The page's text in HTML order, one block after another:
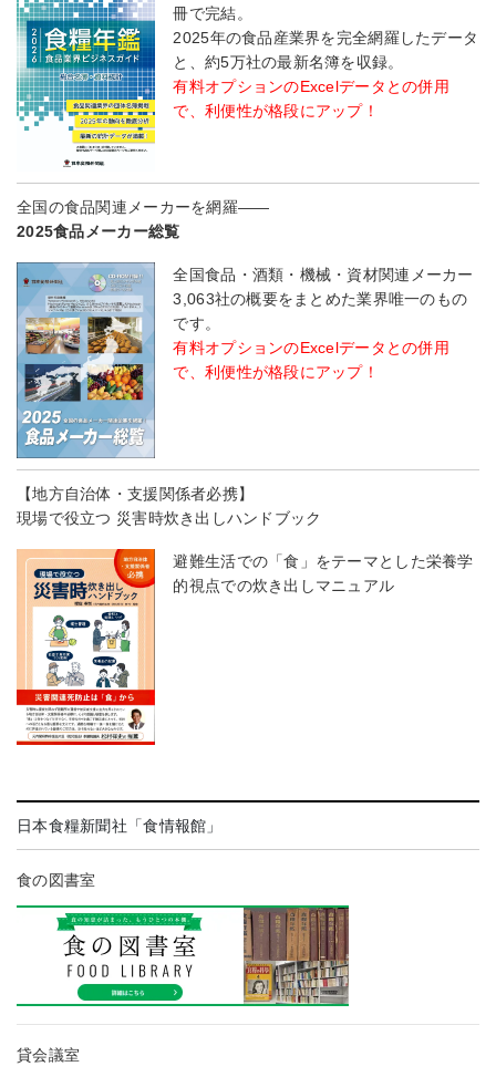
冊で完結。
2025年の食品産業界を完全網羅したデータ
と、約5万社の最新名簿を収録。
有料オプションのExcelデータとの併用
で、利便性が格段にアップ！
全国の食品関連メーカーを網羅――
2025食品メーカー総覧
全国食品・酒類・機械・資材関連メーカー
3,063社の概要をまとめた業界唯一のもの
です。
有料オプションのExcelデータとの併用
で、利便性が格段にアップ！
【地方自治体・支援関係者必携】
現場で役立つ 災害時炊き出しハンドブック
避難生活での「食」をテーマとした栄養学
的視点での炊き出しマニュアル
日本食糧新聞社「食情報館」
食の図書室
貸会議室